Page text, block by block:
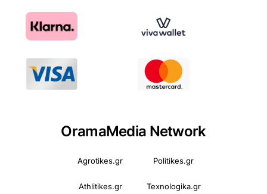
OramaMedia Network
Agrotikes.gr Politikes.gr
Athlitikes.gr Texnologika.gr